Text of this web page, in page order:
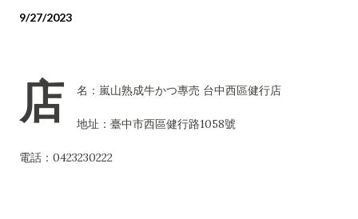
9/27/2023
店 名：嵐山熟成牛かつ專売 台中西區健行店
地址：臺中市西區健行路1058號
電話：0423230222